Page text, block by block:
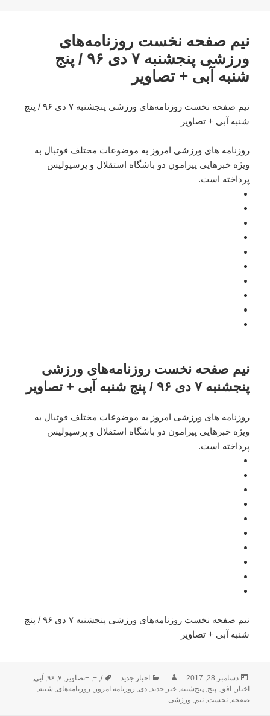
نیم صفحه نخست روزنامه‌های
ورزشی پنجشنبه ۷ دی ۹۶ / پنج
شنبه آبی + تصاویر
نیم صفحه نخست روزنامه‌های ورزشی پنجشنبه ۷ دی ۹۶ / پنج
شنبه آبی + تصاویر
روزنامه های ورزشی امروز به موضوعات مختلف فوتبال به
ویژه خبرهایی پیرامون دو باشگاه استقلال و پرسپولیس
پرداخته است.
نیم صفحه نخست روزنامه‌های ورزشی
پنجشنبه ۷ دی ۹۶ / پنج شنبه آبی + تصاویر
روزنامه های ورزشی امروز به موضوعات مختلف فوتبال به
ویژه خبرهایی پیرامون دو باشگاه استقلال و پرسپولیس
پرداخته است.
نیم صفحه نخست روزنامه‌های ورزشی پنجشنبه ۷ دی ۹۶ / پنج
شنبه آبی + تصاویر
ارسال
شده
در
دسامبر 28, 2017 نویسندهدسته‌ها
اخبار جدید برچسب‌ها
/
,
+
,+تصاویر,۷,۹۶, آبی,
اخبار, افق,پنج,پنج‌شنبه,خبر جدید,دی, روزنامه امروز, روزنامه‌های, شنبه,
صفحه,نخست,نیم, ورزشی